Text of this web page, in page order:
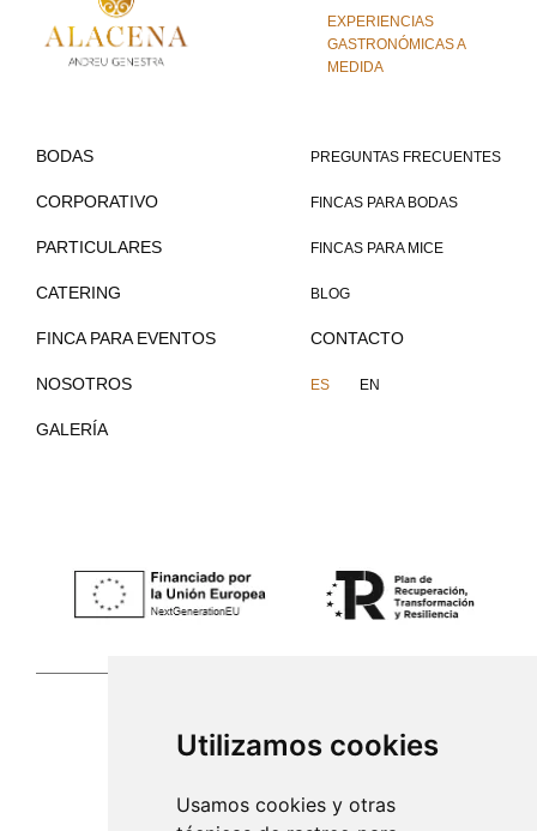
Utilizamos cookies
Usamos cookies y otras
EXPERIENCIAS
GASTRONÓMICAS A
MEDIDA
BODAS
CORPORATIVO
PARTICULARES
CATERING
FINCA PARA EVENTOS
NOSOTROS
GALERÍA
PREGUNTAS FRECUENTES
FINCAS PARA BODAS
FINCAS PARA MICE
BLOG
CONTACTO
ES EN
971 253 398